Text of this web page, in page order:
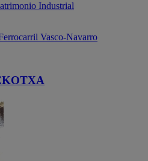
Industrial
Vasco-Navarro